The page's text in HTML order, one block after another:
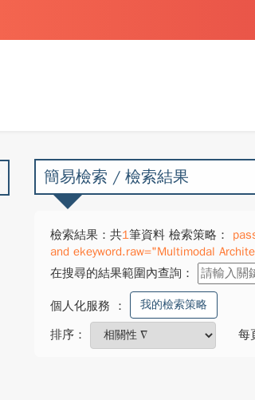
簡易檢索 / 檢索結果
檢索結果：共1筆資料 檢索策略：
and ekeyword.raw="Multimodal
在搜尋的結果範圍內查詢：
個人化服務 ： 我的檢索策略
排序： 每